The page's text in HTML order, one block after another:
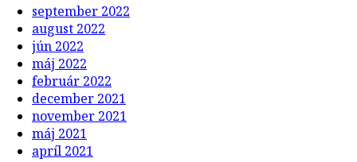
september 2022
august 2022
jún 2022
máj 2022
február 2022
december 2021
november 2021
máj 2021
apríl 2021